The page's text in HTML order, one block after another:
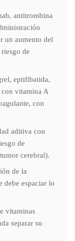
antitrombina
un aumento del
de
eptifibatida,
vitamina A
con
aditiva con
de
cerebral).
de la
debe espaciar lo
vitaminas
separar su